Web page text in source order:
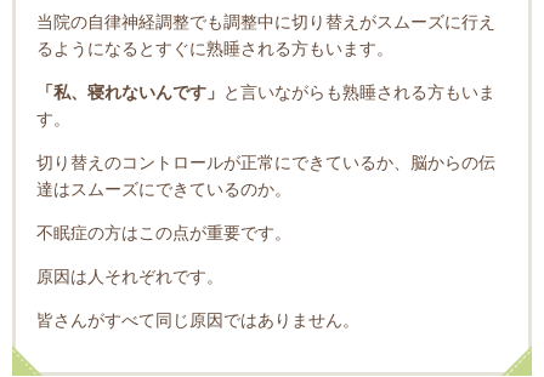
当院の自律神経調整でも調整中に切り替えがスムーズに行え
るようになるとすぐに熟睡される方もいます。
「私、寝れないんです」 と言いながらも熟睡される方もいま
す。
切り替えのコントロールが正常にできているか、脳からの伝
達はスムーズにできているのか。
不眠症の方はこの点が重要です。
原因は人それぞれです。
皆さんがすべて同じ原因ではありません。